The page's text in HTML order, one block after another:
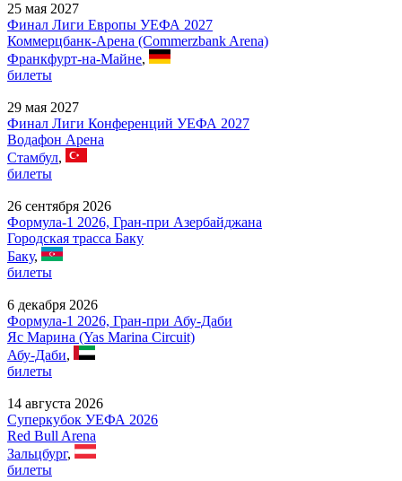
25 мая 2027
Финал Лиги Европы УЕФА 2027
Коммерцбанк-Арена (Commerzbank Arena)
Франкфурт-на-Майне,
билеты
29 мая 2027
Финал Лиги Конференций УЕФА 2027
Водафон Арена
Стамбул,
билеты
26 сентября 2026
Формула-1 2026, Гран-при Азербайджана
Городская трасса Баку
Баку,
билеты
6 декабря 2026
Формула-1 2026, Гран-при Абу-Даби
Яс Марина (Yas Marina Circuit)
Абу-Даби,
билеты
14 августа 2026
Суперкубок УЕФА 2026
Red Bull Arena
Зальцбург,
билеты